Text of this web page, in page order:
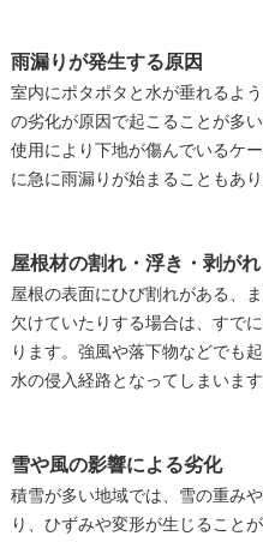
雨漏りが発生する原因
室内にポタポタと水が垂れるよ
の劣化が原因で起こることが多
使用により下地が傷んでいるケ
に急に雨漏りが始まることもあり
屋根材の割れ・浮き・剥がれ
屋根の表面にひび割れがある、
欠けていたりする場合は、すで
ります。強風や落下物などでも
水の侵入経路となってしまいます
雪や風の影響による劣化
積雪が多い地域では、雪の重み
り、ひずみや変形が生じること